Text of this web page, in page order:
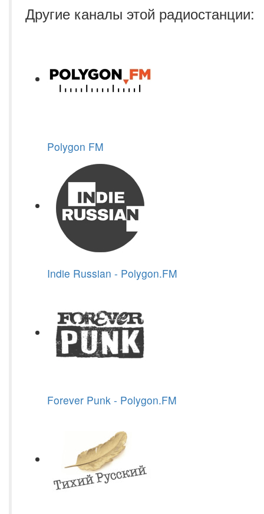
Другие каналы этой радиостанции:
Polygon FM
Indie Russian - Polygon.FM
Forever Punk - Polygon.FM